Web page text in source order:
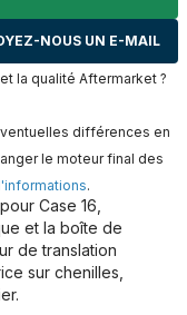
NOUS UN E-MAIL
la qualité Aftermarket ?
différences en
le moteur final des
.
Case 16,
et la boîte de
de translation
sur chenilles,